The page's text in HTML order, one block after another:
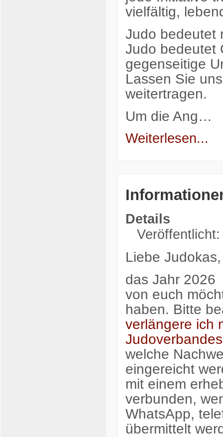
vielfältig,
Judo bedeutet
Judo bedeutet
gegenseitige
Lassen Sie
weitertragen.
Um die Ang…
Weiterlesen...
Details
Liebe Judokas,
das Jahr 2026
von euch
haben. Bitte
verlängere ich
welche
eingereicht
mit einem
verbunden,
WhatsApp,
übermittelt